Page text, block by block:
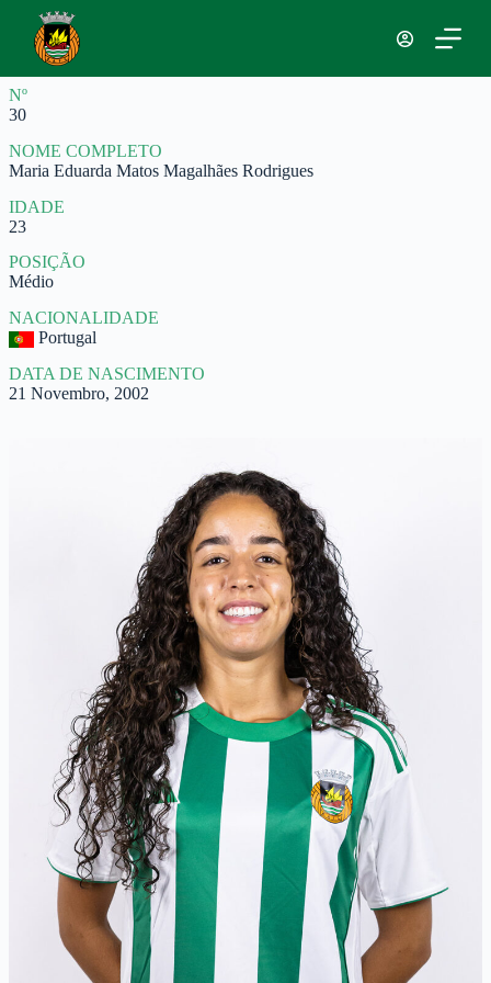
a
r
p
r
a
o
c
o
n
t
ú
d
Nº
30
NOME COMPLETO
Maria Eduarda Matos Magalhães Rodrigues
IDADE
23
POSIÇÃO
Médio
NACIONALIDADE
Portugal
DATA DE NASCIMENTO
21 Novembro, 2002